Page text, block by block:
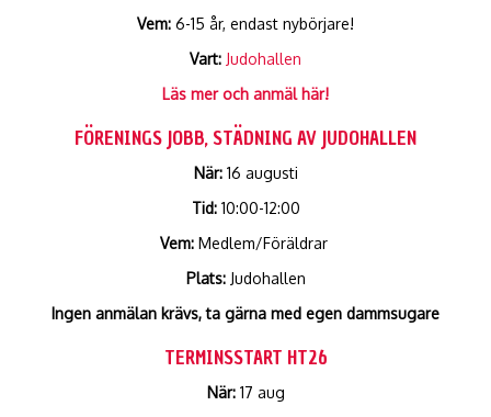
Vem: 6-15 år, endast nybörjare!
Vart: Judohallen
Läs mer och anmäl här!
FÖRENINGS JOBB, STÄDNING AV JUDOHALLEN
När: 16 augusti
Tid: 10:00-12:00
Vem: Medlem/Föräldrar
Plats: Judohallen
Ingen anmälan krävs, ta gärna med egen dammsugare
TERMINSSTART HT26
När: 17 aug